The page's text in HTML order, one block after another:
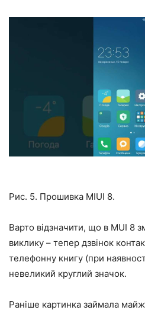
Рис. 5. Прошивка MIUI 8.
Варто відзначити, що в MUI 8
виклику – тепер дзвінок
телефонну книгу (при
невеликий круглий значок.
Раніше картинка займала